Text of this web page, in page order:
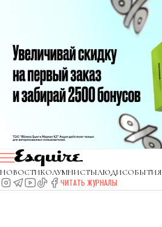
НОВОСТИКОЛУМНИСТЫЛЮДИСОБЫТИЯ
ЧИТАТЬ ЖУРНАЛЫ